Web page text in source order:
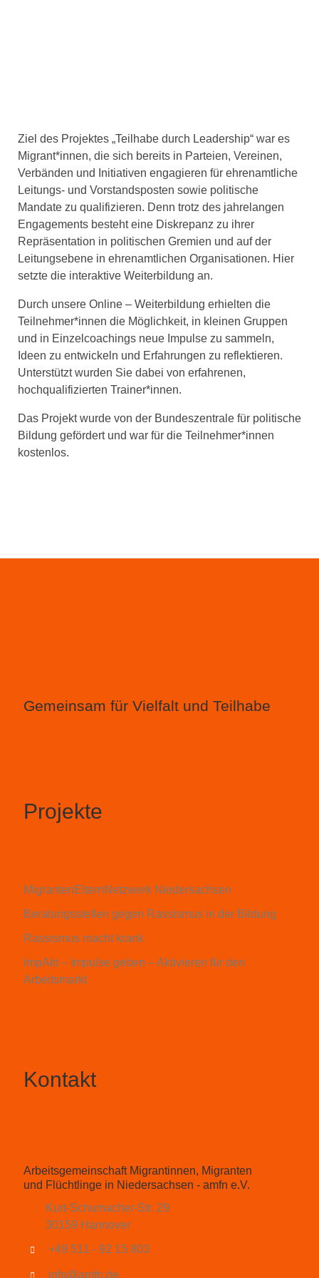
Ziel des Projektes „Teilhabe durch Leadership“ war es
Migrant*innen, die sich bereits in Parteien, Vereinen,
Verbänden und Initiativen engagieren für ehrenamtliche
Leitungs- und Vorstandsposten sowie politische
Mandate zu qualifizieren. Denn trotz des jahrelangen
Engagements besteht eine Diskrepanz zu ihrer
Repräsentation in politischen Gremien und auf der
Leitungsebene in ehrenamtlichen Organisationen. Hier
setzte die interaktive Weiterbildung an.
Durch unsere Online – Weiterbildung erhielten die
Teilnehmer*innen die Möglichkeit, in kleinen Gruppen
und in Einzelcoachings neue Impulse zu sammeln,
Ideen zu entwickeln und Erfahrungen zu reflektieren.
Unterstützt wurden Sie dabei von erfahrenen,
hochqualifizierten Trainer*innen.
Das Projekt wurde von der Bundeszentrale für politische
Bildung gefördert und war für die Teilnehmer*innen
kostenlos.
Gemeinsam für Vielfalt und Teilhabe
Projekte
MigrantenElternNetzwerk Niedersachsen
Beratungsstellen gegen Rassismus in der Bildung
Rassismus macht krank
ImpAkt – Impulse geben – Aktivieren für den
Arbeitsmarkt
Kontakt
Arbeitsgemeinschaft Migrantinnen, Migranten
und Flüchtlinge in Niedersachsen - amfn e.V.
Kurt-Schumacher-Str. 29
30159 Hannover
+49 511 - 92 15 803
info@amfn.de